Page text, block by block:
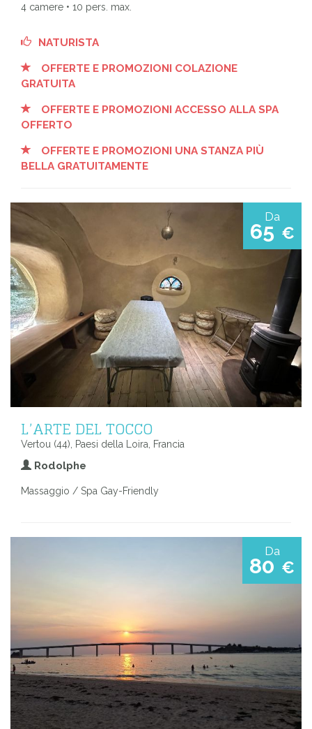
4 camere • 10 pers. max.
NATURISTA
OFFERTE E PROMOZIONI COLAZIONE
GRATUITA
OFFERTE E PROMOZIONI ACCESSO ALLA SPA
OFFERTO
OFFERTE E PROMOZIONI UNA STANZA PIÙ
BELLA GRATUITAMENTE
Da
65 €
L’ARTE DEL TOCCO
Vertou (44), Paesi della Loira, Francia
Rodolphe
Massaggio / Spa Gay-Friendly
Da
80 €